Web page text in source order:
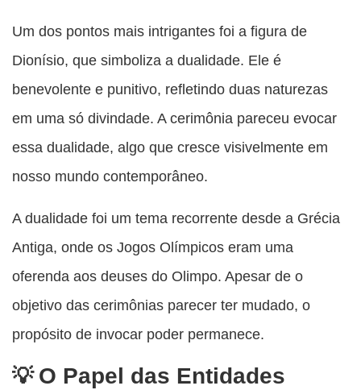
Um dos pontos mais intrigantes foi a figura de
Dionísio, que simboliza a dualidade. Ele é
benevolente e punitivo, refletindo duas naturezas
em uma só divindade. A cerimônia pareceu evocar
essa dualidade, algo que cresce visivelmente em
nosso mundo contemporâneo.
A dualidade foi um tema recorrente desde a Grécia
Antiga, onde os Jogos Olímpicos eram uma
oferenda aos deuses do Olimpo. Apesar de o
objetivo das cerimônias parecer ter mudado, o
propósito de invocar poder permanece.
O Papel das Entidades